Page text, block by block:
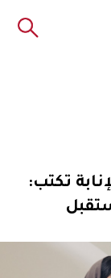
تكتب: